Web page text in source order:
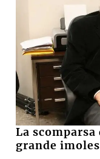
La
grande